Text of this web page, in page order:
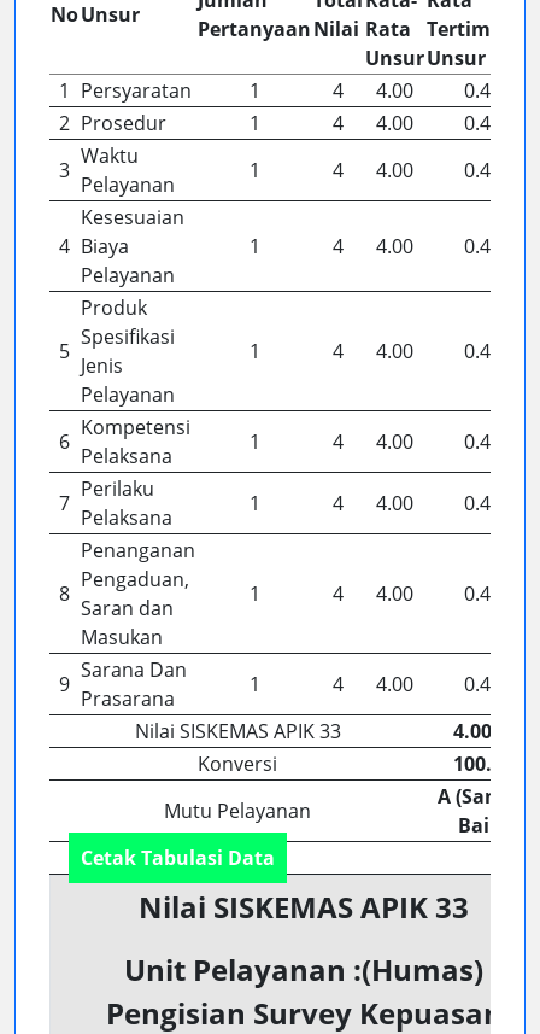
NoUnsur
PertanyaanNilai Rata
Unsur
Tertimbang
Unsur
1 Persyaratan 1 4 4.00
0.44
2 Prosedur 1 4 4.00
0.44
3
Waktu
Pelayanan
1 4 4.00 0.44
4
Kesesuaian
Biaya
Pelayanan
1 4 4.00 0.44
5
Produk
Spesifikasi
Jenis
Pelayanan
1 4 4.00 0.44
6
Kompetensi
Pelaksana
1 4 4.00 0.44
7
Perilaku
Pelaksana
1 4 4.00 0.44
8
Penanganan
Pengaduan,
Saran dan
Masukan
1 4 4.00 0.44
9
Sarana Dan
Prasarana
1 4 4.00
0.44
Nilai SISKEMAS APIK 33
4.00 ( )
Konversi
100.00
Mutu Pelayanan
A (Sangat
Baik)
Cetak Tabulasi Data
Nilai SISKEMAS APIK 33
Unit Pelayanan :(Humas)
Pengisian Survey Kepuasan